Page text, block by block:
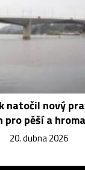
natočil nový
pro pěší a
20. dubna 2026